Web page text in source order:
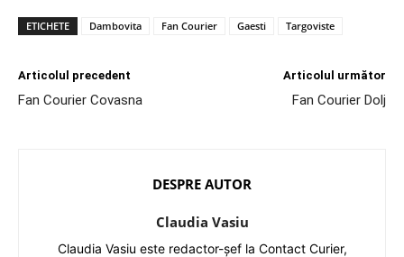
ETICHETE Dambovita Fan Courier Gaesti Targoviste
Articolul precedent
Fan Courier Covasna
Articolul următor
Fan Courier Dolj
DESPRE AUTOR
Claudia Vasiu
Claudia Vasiu este redactor-șef la Contact Curier,